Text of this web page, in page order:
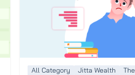
All Category Jitta Wealth